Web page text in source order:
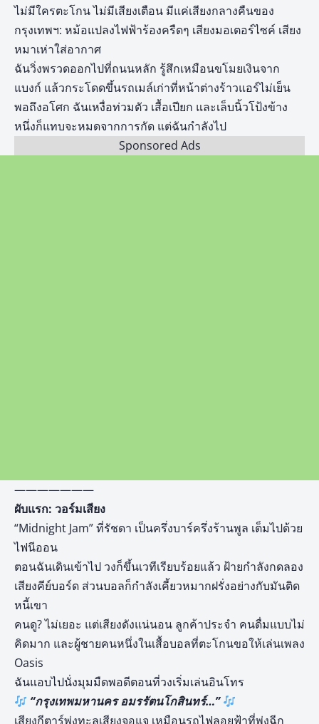
ไม่มีใครตะโกน ไม่มีเสียงเตือน มีแค่เสียงกลางคืนของ
กรุงเทพฯ: หม้อแปลงไฟฟ้าร้องครืดๆ เสียงมอเตอร์ไซค์ เสียง
หมาเห่าใส่อากาศ
ฉันวิ่งพรวดออกไปที่ถนนหลัก รู้สึกเหมือนขโมยเงินจาก
แบงก์ แล้วกระโดดขึ้นรถเมล์เก่าที่หน้าต่างร้าวแอร์ไม่เย็น
พอถึงอโศก ฉันเหงื่อท่วมตัว เสื้อเปียก และเล็บนิ้วโป้งข้าง
หนึ่งก็แทบจะหมดจากการกัด แต่ฉันกำลังไป
Sponsored Ads
———————
ผับแรก: วอร์มเสียง
“Midnight Jam” ที่รัชดา เป็นครึ่งบาร์ครึ่งร้านพูล เต็มไปด้วย
ไฟนีออน
ตอนฉันเดินเข้าไป วงก็ขึ้นเวทีเรียบร้อยแล้ว ฝ้ายกำลังกดลอง
เสียงคีย์บอร์ด ส่วนบอลก็กำลังเคี้ยวหมากฝรั่งอย่างกับมันติด
หนี้เขา
คนดู? ไม่เยอะ แต่เสียงดังแน่นอน ลูกค้าประจำ คนดื่มแบบไม่
คิดมาก และผู้ชายคนหนึ่งในเสื้อบอลที่ตะโกนขอให้เล่นเพลง
Oasis
ฉันแอบไปนั่งมุมมืดพอดีตอนที่วงเริ่มเล่นอินโทร
“กรุงเทพมหานคร อมรรัตนโกสินทร์…”
เสียงกีตาร์พุ่งทะลุเสียงจอแจ เหมือนรถไฟลอยฟ้าที่พุ่งฉีก